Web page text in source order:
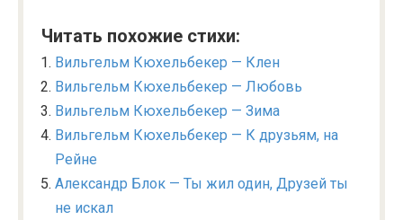
Читать похожие стихи:
Вильгельм Кюхельбекер — Клен
Вильгельм Кюхельбекер — Любовь
Вильгельм Кюхельбекер — Зима
Вильгельм Кюхельбекер — К друзьям, на
Рейне
Александр Блок — Ты жил один, Друзей ты
не искал